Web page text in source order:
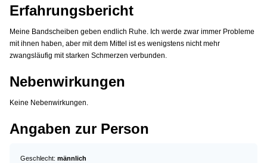
Erfahrungsbericht
Meine Bandscheiben geben endlich Ruhe. Ich werde zwar immer Probleme
mit ihnen haben, aber mit dem Mittel ist es wenigstens nicht mehr
zwangsläufig mit starken Schmerzen verbunden.
Nebenwirkungen
Keine Nebenwirkungen.
Angaben zur Person
Geschlecht: männlich